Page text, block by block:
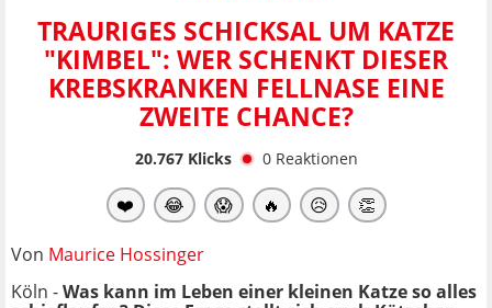
TRAURIGES SCHICKSAL UM KATZE
"KIMBEL": WER SCHENKT DIESER
KREBSKRANKEN FELLNASE EINE
ZWEITE CHANCE?
20.767Klicks 0 Reaktionen
❤️ 😂 😱 🔥 😥 👏
Von Maurice Hossinger
Köln -Was kann im Leben einer kleinen Katze so alles